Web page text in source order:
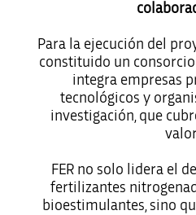
Para la ejecución del
constituido un
integra empresas
tecnológicos y
investigación, que
FER no solo lidera el
fertilizantes
bioestimulantes, sino